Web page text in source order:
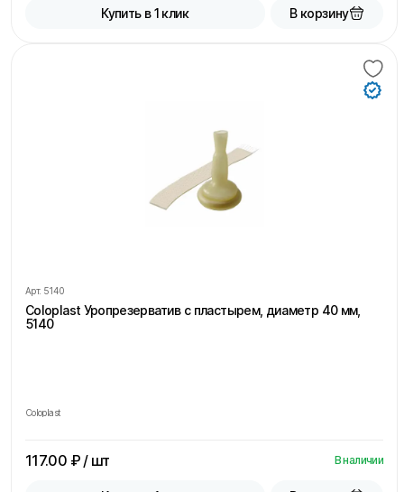
Купить в 1 клик В корзину
Арт. 5140
Coloplast Уропрезерватив с пластырем, диаметр 40 мм,
5140
Coloplast
117.00 ₽ / шт В наличии